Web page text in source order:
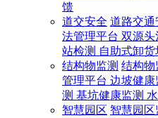
馈
道交安全 道路交通
法管理平台 双源头
站检测 自助式卸货
结构物监测 结构物
管理平台 边坡健康
测 基坑健康监测
智慧园区 智慧园